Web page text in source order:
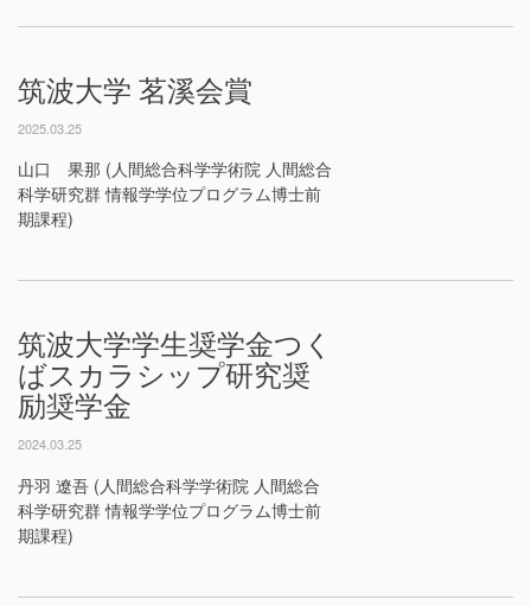
筑波大学 茗溪会賞
2025.03.25
山口 果那 (人間総合科学学術院 人間総合
科学研究群 情報学学位プログラム博士前
期課程)
筑波大学学生奨学金つく
ばスカラシップ研究奨
励奨学金
2024.03.25
丹羽 遼吾 (人間総合科学学術院 人間総合
科学研究群 情報学学位プログラム博士前
期課程)